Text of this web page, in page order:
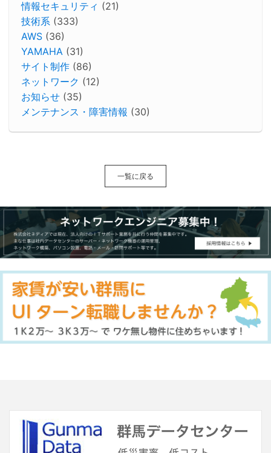
情報セキュリティ (21)
技術系 (333)
AWS (36)
YAMAHA (31)
サイト制作 (86)
ネットワーク (12)
お知らせ (35)
メンテナンス・障害情報 (30)
一覧に戻る